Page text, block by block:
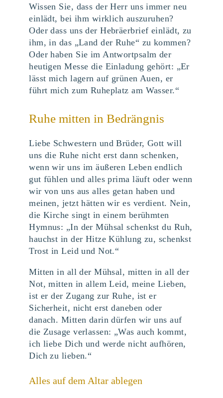
Wissen Sie, dass der Herr uns immer neu
einlädt, bei ihm wirklich auszuruhen?
Oder dass uns der Hebräerbrief einlädt, zu
ihm, in das „Land der Ruhe“ zu kommen?
Oder haben Sie im Antwortpsalm der
heutigen Messe die Einladung gehört: „Er
lässt mich lagern auf grünen Auen, er
führt mich zum Ruheplatz am Wasser.“
Ruhe mitten in Bedrängnis
Liebe Schwestern und Brüder, Gott will
uns die Ruhe nicht erst dann schenken,
wenn wir uns im äußeren Leben endlich
gut fühlen und alles prima läuft oder wenn
wir von uns aus alles getan haben und
meinen, jetzt hätten wir es verdient. Nein,
die Kirche singt in einem berühmten
Hymnus: „In der Mühsal schenkst du Ruh,
hauchst in der Hitze Kühlung zu, schenkst
Trost in Leid und Not.“
Mitten in all der Mühsal, mitten in all der
Not, mitten in allem Leid, meine Lieben,
ist er der Zugang zur Ruhe, ist er
Sicherheit, nicht erst daneben oder
danach. Mitten darin dürfen wir uns auf
die Zusage verlassen: „Was auch kommt,
ich liebe Dich und werde nicht aufhören,
Dich zu lieben.“
Alles auf dem Altar ablegen